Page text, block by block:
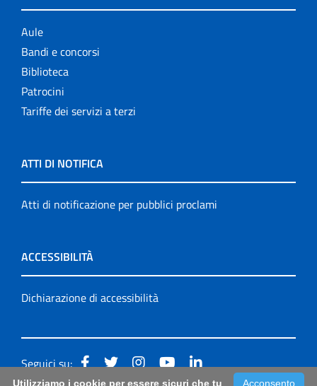
Aule
Bandi e concorsi
Biblioteca
Patrocini
Tariffe dei servizi a terzi
ATTI DI NOTIFICA
Atti di notificazione per pubblici proclami
ACCESSIBILITÀ
Dichiarazione di accessibilità
Seguici su:
Acconsento
Utilizziamo i cookie per essere sicuri che tu